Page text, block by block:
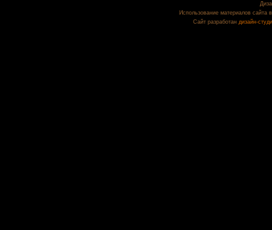
Использование материалов сайта
Сайт разработан дизайн-